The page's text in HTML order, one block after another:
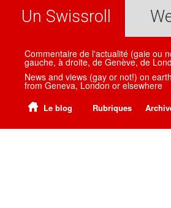
Un Swissroll
Commentaire de l'actualité (gaie ou
gauche, à droite, de Genève, de
News and views (gay or not!) on
from Geneva, London or elsewhere
Le blog Rubriques